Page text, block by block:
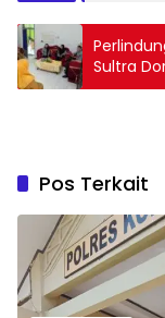
Sultra
Pos Terkait